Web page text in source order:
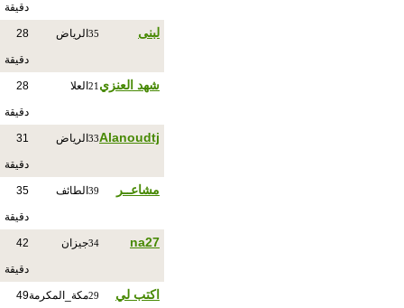
دقيقة
لبنى 35 الرياض 28
دقيقة
شهد العنزي 21 العلا 28
دقيقة
Alanoudtj
33 الرياض 31
دقيقة
مشاعــر 39 الطائف 35
دقيقة
na27
34جيزان 42
دقيقة
اكتب لي 29مكة_المكرمة49